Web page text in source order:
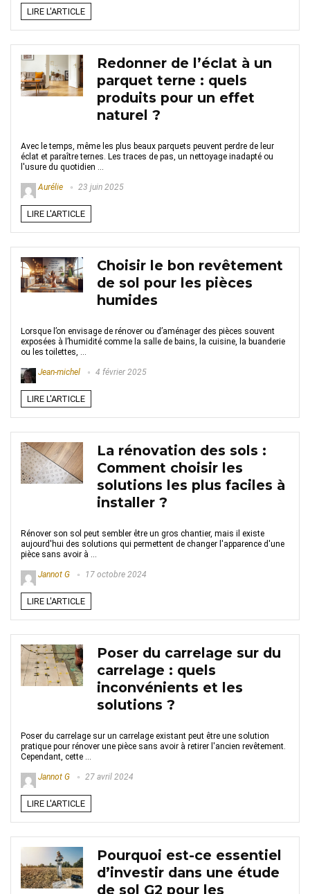
LIRE L'ARTICLE
Redonner de l’éclat à un
parquet terne : quels
produits pour un effet
naturel ?
Avec le temps, même les plus beaux parquets peuvent perdre de leur
éclat et paraître ternes. Les traces de pas, un nettoyage inadapté ou
l'usure du quotidien ...
Aurélie 23 juin 2025
LIRE L'ARTICLE
Choisir le bon revêtement
de sol pour les pièces
humides
Lorsque l’on envisage de rénover ou d’aménager des pièces souvent
exposées à l’humidité comme la salle de bains, la cuisine, la buanderie
ou les toilettes, ...
Jean-michel 4 février 2025
LIRE L'ARTICLE
La rénovation des sols :
Comment choisir les
solutions les plus faciles à
installer ?
Rénover son sol peut sembler être un gros chantier, mais il existe
aujourd'hui des solutions qui permettent de changer l'apparence d'une
pièce sans avoir à ...
Jannot G 17 octobre 2024
LIRE L'ARTICLE
Poser du carrelage sur du
carrelage : quels
inconvénients et les
solutions ?
Poser du carrelage sur un carrelage existant peut être une solution
pratique pour rénover une pièce sans avoir à retirer l'ancien revêtement.
Cependant, cette ...
Jannot G 27 avril 2024
LIRE L'ARTICLE
Pourquoi est-ce essentiel
d’investir dans une étude
de sol G2 pour les